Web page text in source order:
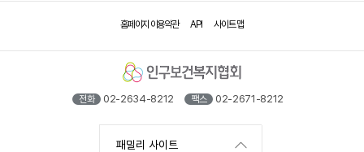
홈페이지 이용약관 API 사이트 맵
전화 02-2634-8212 팩스 02-2671-8212
패밀리 사이트